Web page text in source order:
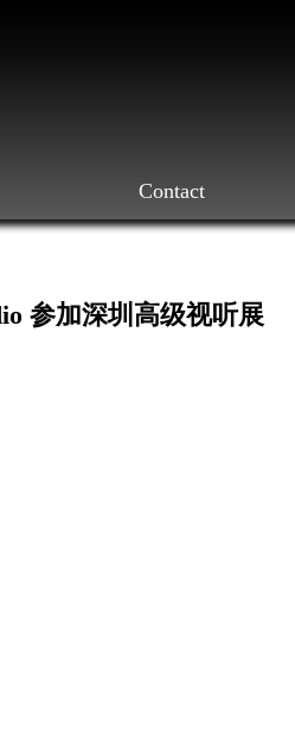
Contact
参加深圳高级视听展